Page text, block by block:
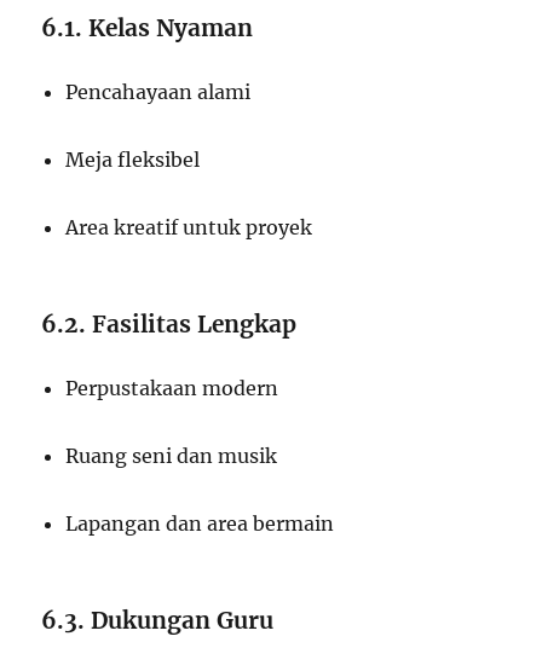
6.1. Kelas Nyaman
Pencahayaan alami
Meja fleksibel
Area kreatif untuk proyek
6.2. Fasilitas Lengkap
Perpustakaan modern
Ruang seni dan musik
Lapangan dan area bermain
6.3. Dukungan Guru